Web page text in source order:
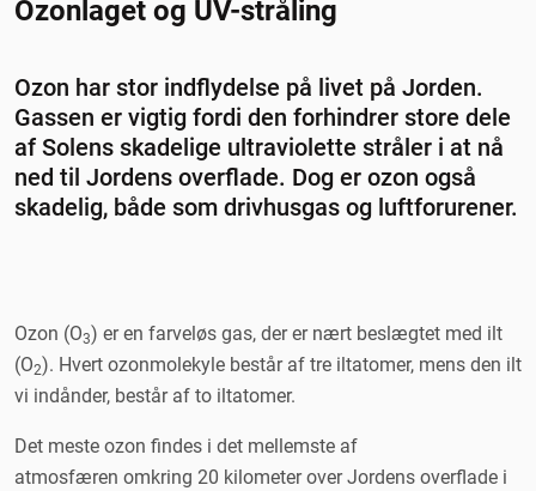
UV-stråling og skader
Ozon og ozonlag
Ozonhul
Polarstratosfæriske skyer og aerosoler
Ozon, halocarboner og klima
Ozonlaget og UV-stråling
Ozon har stor indflydelse på livet på Jorden.
Gassen er vigtig fordi den forhindrer store dele
af Solens skadelige ultraviolette stråler i at nå
ned til Jordens overflade. Dog er ozon også
skadelig, både som drivhusgas og luftforurener.
Ozon (O3) er en farveløs gas, der er nært beslægtet med ilt
(O2). Hvert ozonmolekyle består af tre iltatomer, mens den ilt
vi indånder, består af to iltatomer.
Det meste ozon findes i det mellemste af
atmosfæren omkring 20 kilometer over Jordens overflade i